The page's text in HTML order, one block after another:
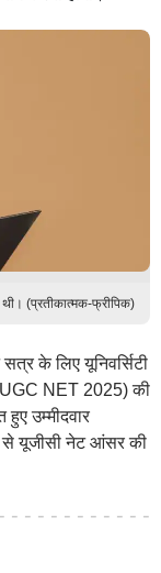
(प्रतीकात्मक-फ्रीपिक)
के लिए यूनिवर्सिटी
NET 2025) की
उम्मीदवार
से यूजीसी नेट आंसर की